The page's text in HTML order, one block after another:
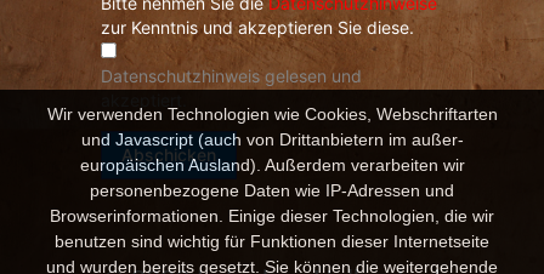
Wir verwenden Technologien wie Cookies, Webschriftarten
und Javascript (auch von Drittanbietern im außer-
europäischen Ausland). Außerdem verarbeiten wir
personenbezogene Daten wie IP-Adressen und
Browserinformationen. Einige dieser Technologien, die wir
benutzen sind wichtig für Funktionen dieser Internetseite
und wurden bereits gesetzt. Sie können die weitergehende